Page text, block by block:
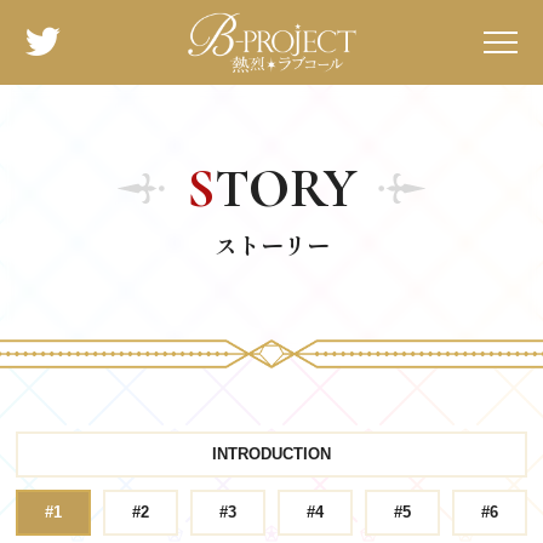
TOP
TORY
HARACTER
MUSIC
RADIO
SPECIAL
STORY
ストーリー
INTRODUCTION
#1 #2 #3 #4 #5 #6